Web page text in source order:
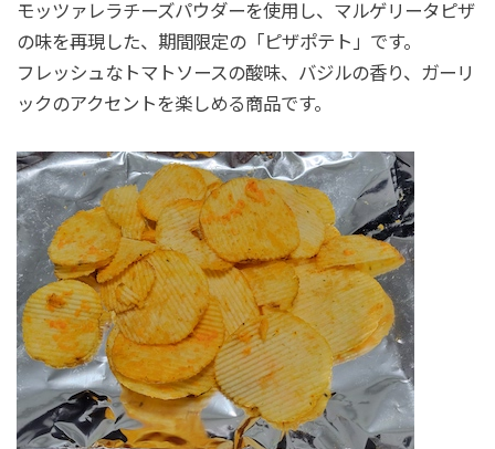
モッツァレラチーズパウダーを使用し、マルゲリータピザ
の味を再現した、期間限定の「ピザポテト」です。
フレッシュなトマトソースの酸味、バジルの香り、ガーリ
ックのアクセントを楽しめる商品です。